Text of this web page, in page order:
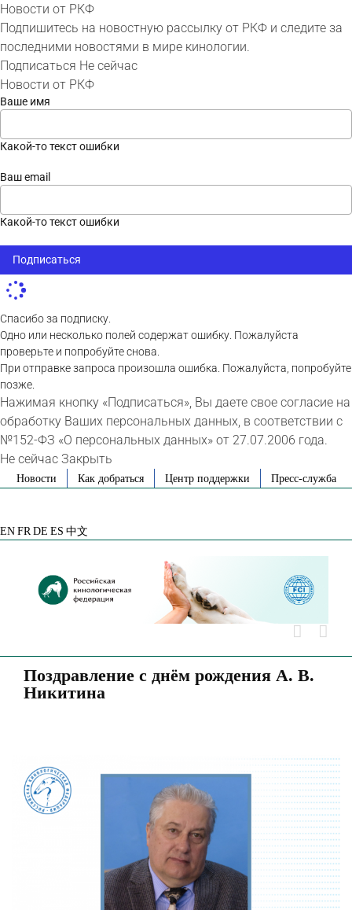
Новости от РКФ
Подпишитесь на новостную рассылку от РКФ и следите за
последними новостями в мире кинологии.
Подписаться Не сейчас
Новости от РКФ
Ваше имя
Какой-то текст ошибки
Ваш email
Какой-то текст ошибки
Подписаться
Спасибо за подписку.
Одно или несколько полей содержат ошибку. Пожалуйста
проверьте и попробуйте снова.
При отправке запроса произошла ошибка. Пожалуйста, попробуйте
позже.
Нажимая кнопку «Подписаться», Вы даете свое согласие на
обработку Ваших персональных данных, в соответствии с
№152-ФЗ «О персональных данных» от 27.07.2006 года.
Не сейчас Закрыть
SkipНовости Как добраться Центр поддержки Пресс-служба
EN FR DE ES 中文
Поздравление с днём рождения А. В.
Никитина
Larger
Image